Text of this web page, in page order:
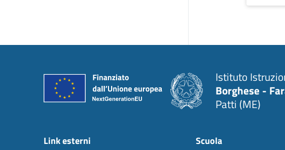
Istituto
Borghese -
Patti (ME)
Link esterni Scuola